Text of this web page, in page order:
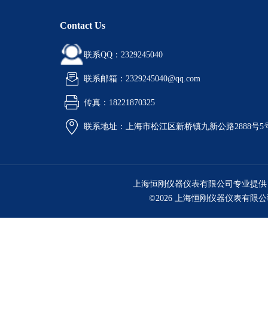
Contact Us
联系QQ：2329245040
联系邮箱：2329245040@qq.com
传真：18221870325
联系地址：上海市松江区新桥镇九新公路2888号5
上海恒刚仪器仪表有限公司专业提
©2026 上海恒刚仪器仪表有限